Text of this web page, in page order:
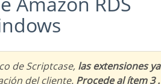
de Scriptcase, las extensiones ya
del cliente. Procede al ítem 3 .